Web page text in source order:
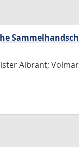
Albrant;